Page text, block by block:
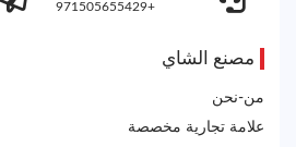
+971505655429
مصنع الشاي
من-نحن
علامة تجارية مخصصة